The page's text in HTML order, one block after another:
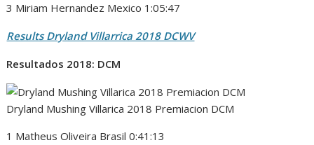
3 Miriam Hernandez Mexico 1:05:47
Results Dryland Villarrica 2018 DCWV
Resultados 2018: DCM
Dryland Mushing Villarica 2018 Premiacion DCM
1 Matheus Oliveira Brasil 0:41:13